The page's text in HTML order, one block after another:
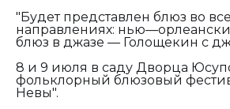
"Будет представлен блюз во
направлениях:
блюз в джазе — Голощекин с
8 и 9 июля в саду Дворца
фольклорный блюзовый
Невы".